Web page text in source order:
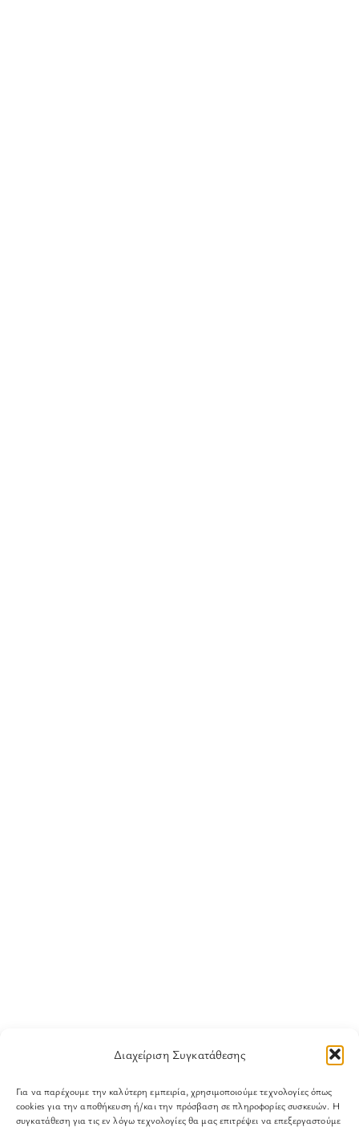
Διαχείριση Συγκατάθεσης
Για να παρέχουμε την καλύτερη εμπειρία, χρησιμοποιούμε τεχνολογίες όπως
cookies για την αποθήκευση ή/και την πρόσβαση σε πληροφορίες συσκευών. Η
συγκατάθεση για τις εν λόγω τεχνολογίες θα μας επιτρέψει να επεξεργαστούμε